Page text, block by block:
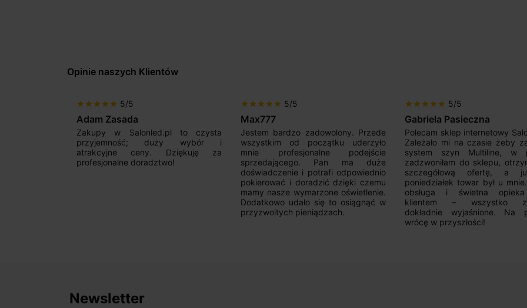
Opinie naszych Klientów
star star star star star 5/5
Max777
Jestem bardzo zadowolony. Przede
wszystkim od początku uderzyło
mnie profesjonalne podejście
sprzedającego. Pan ma duże
star star star star star 5/5
Gabriela Pasieczna
Polecam sklep internetowy SalonLED.
Zależało mi na czasie żeby zakupić
system szyn Multiline, w piątek
zadzwoniłam do sklepu, otrzymałam
szczegółową ofertę, a już w
poniedziałek towar był u mnie.Super
obsługa i świetna opieka nad
klientem – wszystko zostało
dokładnie wyjaśnione. Na pewno
star star star star star 5/5
Mir Por
Super sprzedawca!
razy i jestem zadowolony z
produktów. Wszystko
opisem, sprawna realizacja,
kontakt. Polecam.
Newsletter